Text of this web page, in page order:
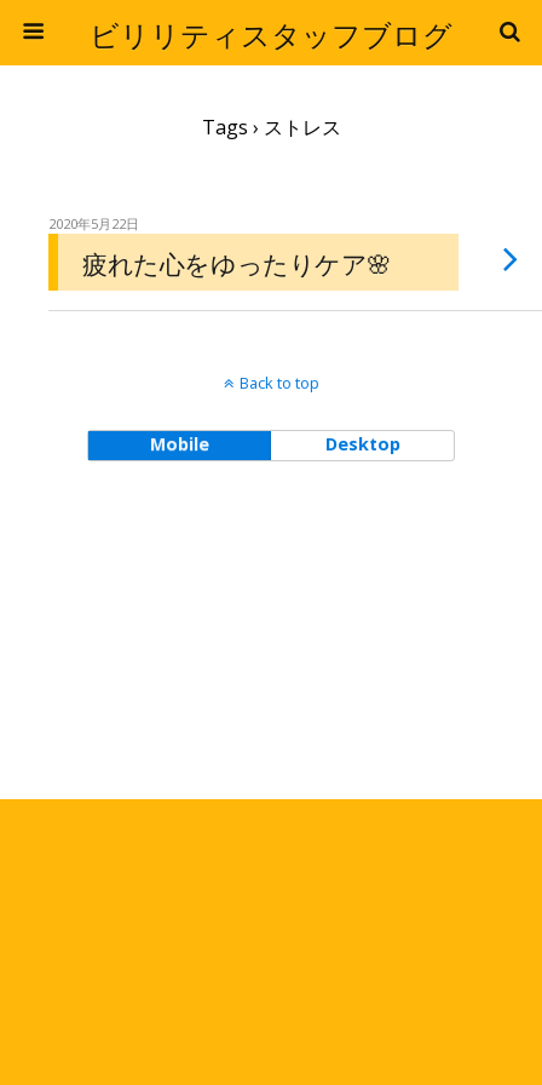
ビリリティスタッフブログ
Tags › ストレス
2020年5月22日
疲れた心をゆったりケア🌸
Back to top
Mobile Desktop